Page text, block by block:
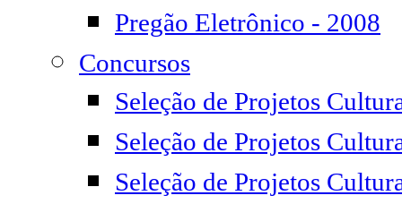
Pregão Eletrônico - 2008
Concursos
Seleção de Projetos
Seleção de Projetos
Seleção de Projetos